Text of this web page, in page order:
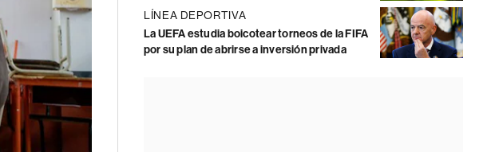
LÍNEA DEPORTIVA
La UEFA estudia boicotear torneos de la FIFA
por su plan de abrirse a inversión privada